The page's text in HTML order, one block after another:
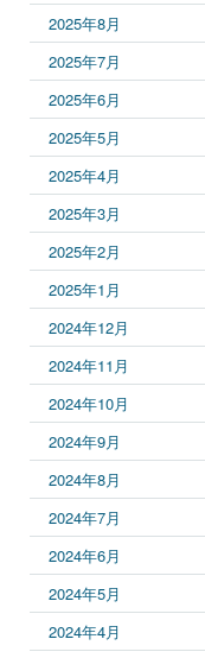
2025年8月
2025年7月
2025年6月
2025年5月
2025年4月
2025年3月
2025年2月
2025年1月
2024年12月
2024年11月
2024年10月
2024年9月
2024年8月
2024年7月
2024年6月
2024年5月
2024年4月